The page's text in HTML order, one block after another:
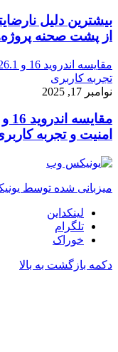
بیشترین دلیل
از پشت صحنه
تجربه کاربری
نوامبر 17, 2025
امنیت و تجربه
میزبانی شده توسط
لینکداین
تلگرام
خوراک
دکمه بازگشت به بالا